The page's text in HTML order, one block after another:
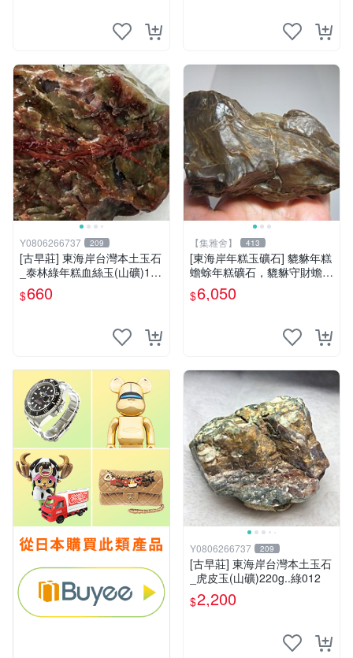
Y0806266737 209
[古早莊] 東海岸台灣本土玉石
_泰林綠年糕血絲玉(山礦)110
g..QQ.溫潤.雕刻上選好料_綠
008
$660
【集雅舍】 413
[東海岸年糕玉礦石] 貔貅年糕
蟾蜍年糕礦石，貔貅守財蟾蜍
富，年糕如玉富贵來，主富貴
如意福壽康寧大吉!重520公克
$6,050
Y0806266737 209
[古早莊] 東海岸台灣本土玉石
_虎皮玉(山礦)220g..綠012
$2,200